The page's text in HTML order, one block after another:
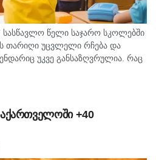
წელი საჯარო სკოლებში
თარიღი უცვლელი რჩება და
უკვე განსაზღვრულია. რაც
სასწავლო-სააღმზრდელო პროცესი
თბილისის...
+40